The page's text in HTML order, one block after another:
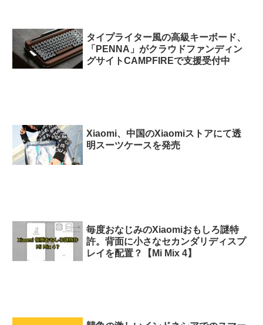
タイプライター風の高級キーボード、
「PENNA」がクラウドファンディン
グサイトCAMPFIREで支援受付中
Xiaomi、中国のXiaomiストアにて透
明スーツケースを発売
毎度おなじみのXiaomiおもしろ謎特
許。背面に小さなセカンダリディスプ
レイを配置？【Mi Mix 4】